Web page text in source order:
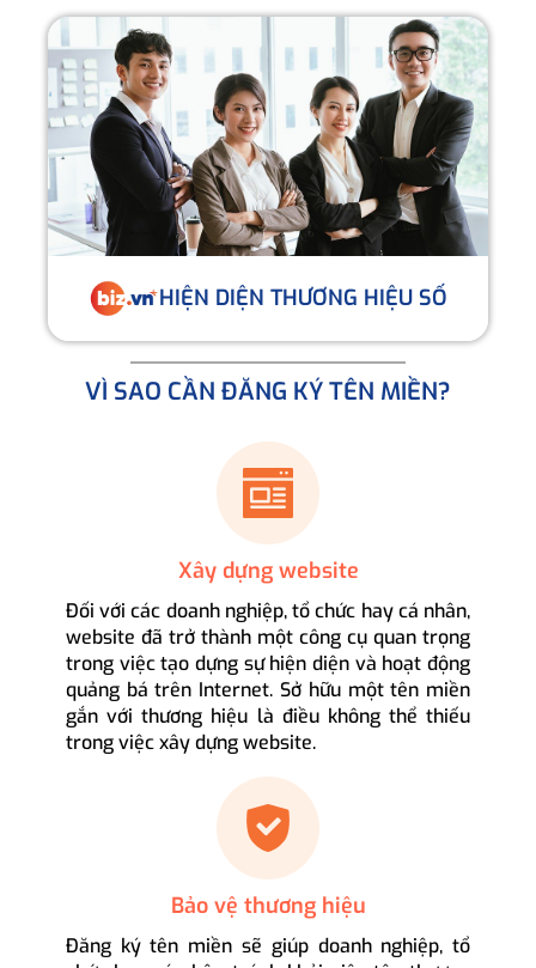
HIỆN DIỆN THƯƠNG HIỆU SỐ
VÌ SAO CẦN ĐĂNG KÝ TÊN MIỀN?
Xây dựng website
Đối với các doanh nghiệp, tổ chức hay cá nhân,
website đã trở thành một công cụ quan trọng
trong việc tạo dựng sự hiện diện và hoạt động
quảng bá trên Internet. Sở hữu một tên miền
gắn với thương hiệu là điều không thể thiếu
trong việc xây dựng website.
Bảo vệ thương hiệu
Đăng ký tên miền sẽ giúp doanh nghiệp, tổ